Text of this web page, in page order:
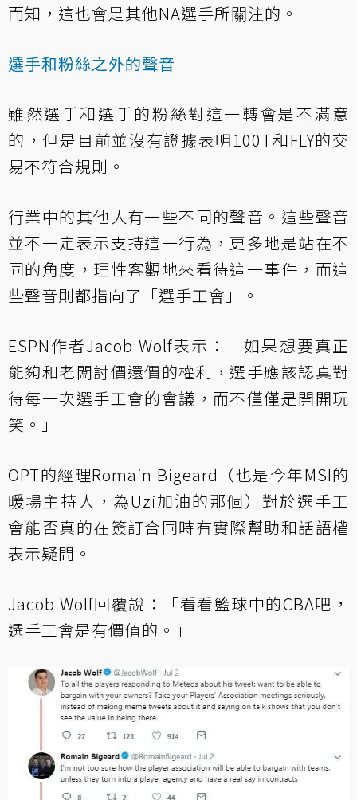
而知，這也會是其他NA選手所關注的。
選手和粉絲之外的聲音
雖然選手和選手的粉絲對這一轉會是不滿意
的，但是目前並沒有證據表明100T和FLY的交
易不符合規則。
行業中的其他人有一些不同的聲音。這些聲音
並不一定表示支持這一行為，更多地是站在不
同的角度，理性客觀地來看待這一事件，而這
些聲音則都指向了「選手工會」。
ESPN作者Jacob Wolf表示：「如果想要真正
能夠和老闆討價還價的權利，選手應該認真對
待每一次選手工會的會議，而不僅僅是開開玩
笑。」
OPT的經理Romain Bigeard（也是今年MSI的
暖場主持人，為Uzi加油的那個）對於選手工
會能否真的在簽訂合同時有實際幫助和話語權
表示疑問。
Jacob Wolf回覆說：「看看籃球中的CBA吧，
選手工會是有價值的。」